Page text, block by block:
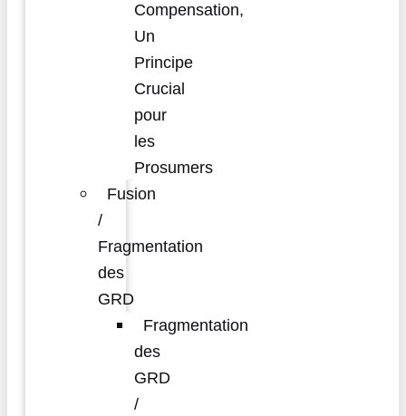
Compensation,
Un
Principe
Crucial
pour
les
Prosumers
Fusion
/
Fragmentation
des
GRD
Fragmentation
des
GRD
/